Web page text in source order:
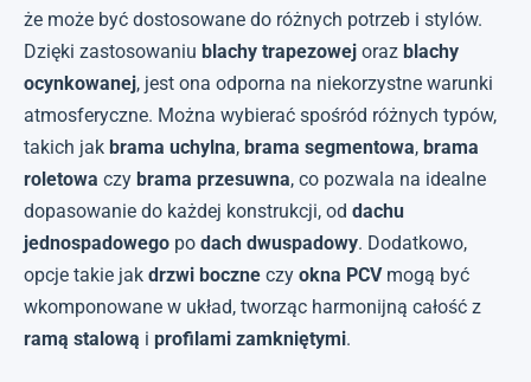
że może być dostosowane do różnych potrzeb i stylów.
Dzięki zastosowaniu blachy trapezowej oraz blachy
ocynkowanej, jest ona odporna na niekorzystne warunki
atmosferyczne. Można wybierać spośród różnych typów,
takich jak brama uchylna, brama segmentowa, brama
roletowa czy brama przesuwna, co pozwala na idealne
dopasowanie do każdej konstrukcji, od dachu
jednospadowego po dach dwuspadowy. Dodatkowo,
opcje takie jak drzwi boczne czy okna PCVmogą być
wkomponowane w układ, tworząc harmonijną całość z
ramą stalową i profilami zamkniętymi.